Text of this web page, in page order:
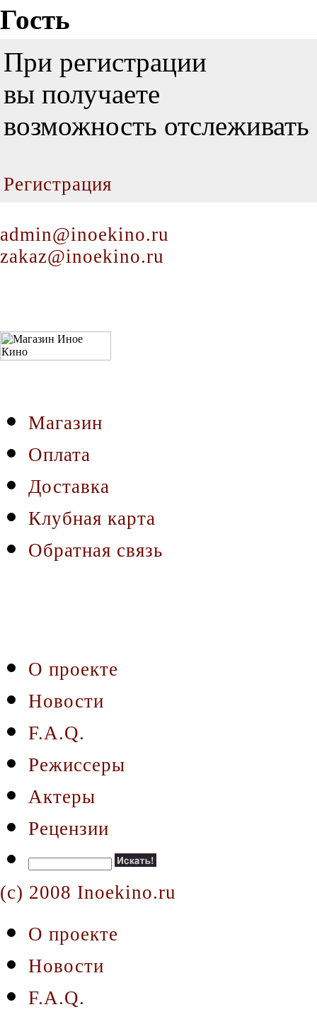
Гость
При регистрации
вы получаете
возможность
Регистрация
admin@inoekino.ru
zakaz@inoekino.ru
Магазин
Оплата
Доставка
Клубная карта
Обратная связь
О проекте
Новости
F.A.Q.
Режиссеры
Актеры
Рецензии
(c) 2008 Inoekino.ru
О проекте
Новости
F.A.Q.